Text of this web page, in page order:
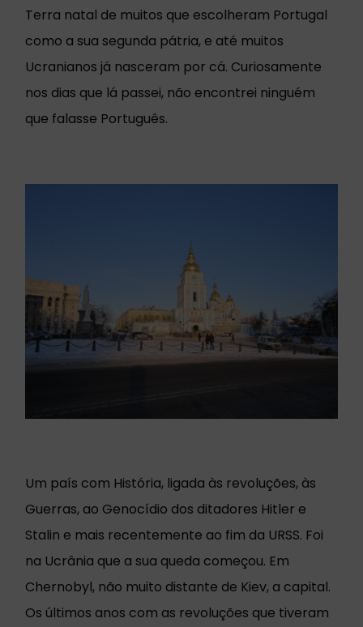
Terra natal de muitos que escolheram Portugal
como a sua segunda pátria, e até muitos
Ucranianos já nasceram por cá. Curiosamente
nos dias que lá passei, não encontrei ninguém
que falasse Português.
Um país com História, ligada às revoluções, às
Guerras, ao Genocídio dos ditadores Hitler e
Stalin e mais recentemente ao fim da URSS. Foi
na Ucrânia que a sua queda começou. Em
Chernobyl, não muito distante de Kiev, a capital.
Os últimos anos com as revoluções que tiveram